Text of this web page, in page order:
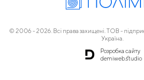
© 2006 - 2026. Всі права захищені. ТОВ -
Україна.
Розробка сайту
demiweb.studio